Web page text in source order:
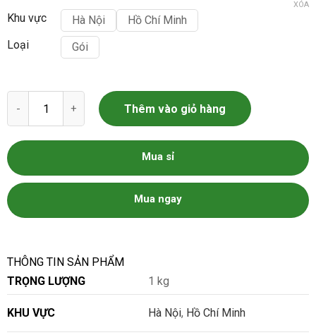
Khu vực Hà Nội
Hồ Chí Minh
Loại
Gói
XÓA
Hạt giống rau dền khoang-dền tiều gói 20g số lượng
Thêm vào giỏ hàng
Mua sỉ
Mua ngay
THÔNG TIN SẢN PHẨM
TRỌNG LƯỢNG
1 kg
KHU VỰC Hà Nội, Hồ Chí Minh